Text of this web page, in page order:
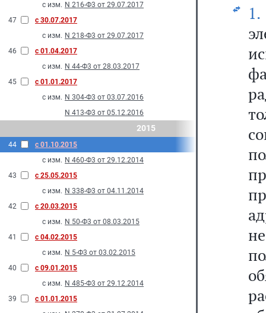
с изм. N 216-Ф3 от 29.07.2017
47
с 30.07.2017
с изм. N 218-Ф3 от 29.07.2017
46
с 01.04.2017
с изм. N 44-Ф3 от 28.03.2017
45
с 01.01.2017
с изм. N 304-Ф3 от 03.07.2016
N 413-Ф3 от 05.12.2016
2015
44
с 01.10.2015
с изм. N 460-Ф3 от 29.12.2014
43
с 25.05.2015
с изм. N 338-Ф3 от 04.11.2014
42
с 20.03.2015
с изм. N 50-Ф3 от 08.03.2015
41
с 04.02.2015
с изм. N 5-Ф3 от 03.02.2015
40
с 09.01.2015
с изм. N 485-Ф3 от 29.12.2014
39
с 01.01.2015
1.